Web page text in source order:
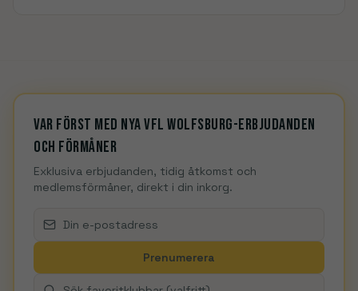
Var först med nya VfL Wolfsburg-erbjudanden
och förmåner
Exklusiva erbjudanden, tidig åtkomst och
medlemsförmåner, direkt i din inkorg.
Prenumerera